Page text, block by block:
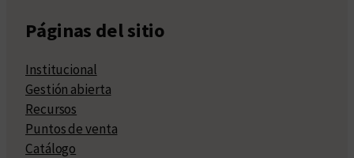
Páginas del sitio
Institucional
Gestión abierta
Recursos
Puntos de venta
Catálogo